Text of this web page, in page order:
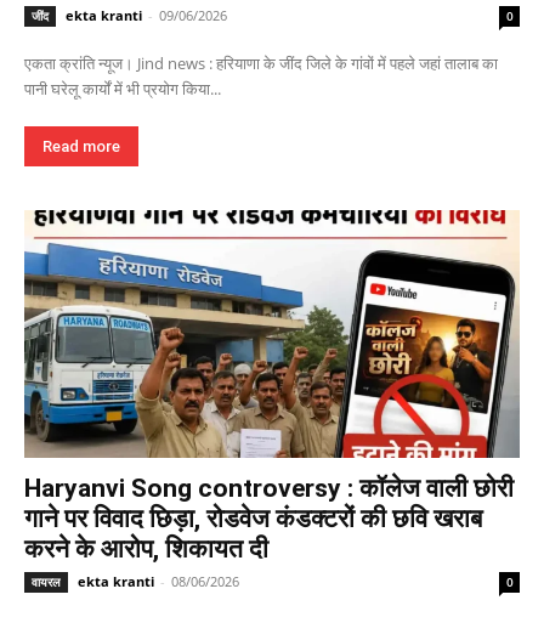
जींद ekta kranti - 09/06/2026 0
एकता क्रांति न्यूज। Jind news : हरियाणा के जींद जिले के गांवों में पहले जहां तालाब का
पानी घरेलू कार्यों में भी प्रयोग किया...
Read more
Haryanvi Song controversy : कॉलेज वाली छोरी
गाने पर विवाद छिड़ा, रोडवेज कंडक्टरों की छवि खराब
करने के आरोप, शिकायत दी
वायरल ekta kranti - 08/06/2026 0